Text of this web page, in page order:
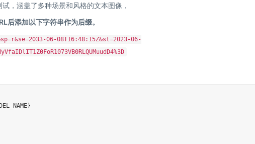
，涵盖了多种场景和风格的文本图像，
后添加以下字符串作为后缀。
06-08T16:48:15Z&st=2023-06-